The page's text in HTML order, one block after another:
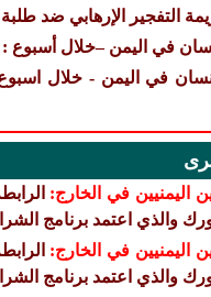
التفجير الإرهابي ضد
اليمن –خلال أسبوع : ابتداء من يوم
اليمنيين في الخارج:
والذي اعتمد برنامج
اليمنيين في الخارج:
والذي اعتمد برنامج